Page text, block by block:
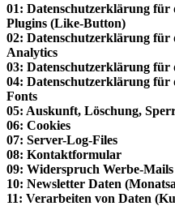
01: Datenschutzerklärung für
Plugins (Like-Button)
02: Datenschutzerklärung für
Analytics
03: Datenschutzerklärung für
04: Datenschutzerklärung für
Fonts
05: Auskunft, Löschung,
06: Cookies
07: Server-Log-Files
08: Kontaktformular
09: Widerspruch Werbe-Mails
10: Newsletter Daten
11: Verarbeiten von Daten